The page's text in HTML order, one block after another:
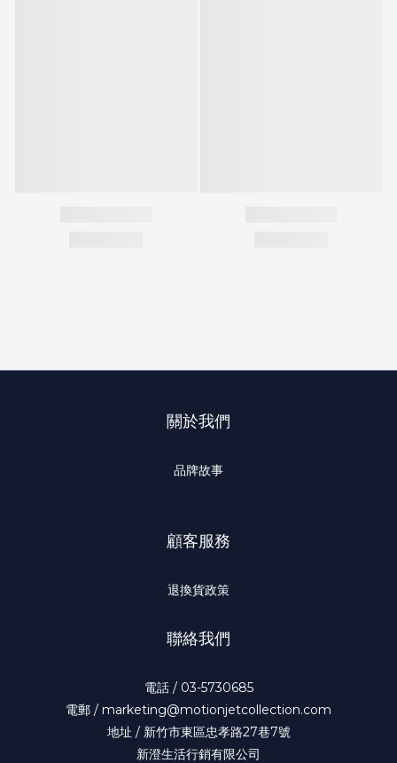
關於我們
品牌故事
顧客服務
退換貨政策
聯絡我們
電話 / 03-5730685
電郵 / marketing@motionjetcollection.com
地址 / 新竹市東區忠孝路27巷7號
新澄生活行銷有限公司